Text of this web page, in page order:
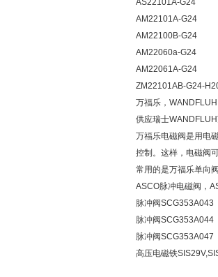
AS22101A-G24
AM22101A-G24
AM22100B-G24
AM22060a-G24
AM22061A-G24
ZM22101AB-G24-
万福乐，
供应瑞士
万福乐电磁阀是用电
控制。这样，电磁阀
常用的是万福乐单向
ASCO脉冲电磁阀，
脉冲阀SCG353A043
脉冲阀
脉冲阀
高压电磁铁